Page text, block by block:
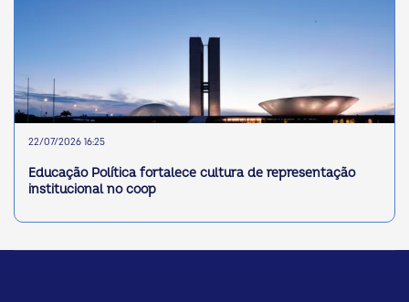
22/07/2026 16:25
Educação Política fortalece cultura de representação
institucional no coop